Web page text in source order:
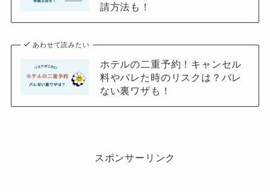
請方法も！
あわせて読みたい
ホテルの二重予約！キャンセル
料やバレた時のリスクは？バレ
ない裏ワザも！
スポンサーリンク